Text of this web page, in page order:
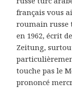
français vous
roumain russe
en 1962, écrit
Zeitung,
touche pas le
prononcé